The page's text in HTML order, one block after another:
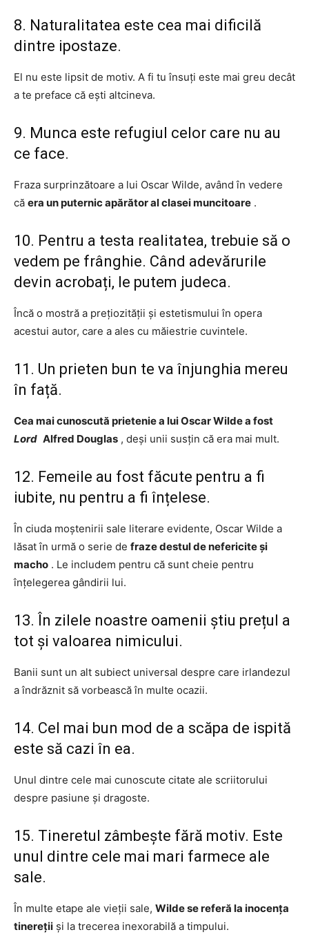
8. Naturalitatea este cea mai dificilă
dintre ipostaze.
El nu este lipsit de motiv. A fi tu însuți este mai greu decât
a te preface că ești altcineva.
9. Munca este refugiul celor care nu au
ce face.
Fraza surprinzătoare a lui Oscar Wilde, având în vedere
că era un puternic apărător al clasei muncitoare .
10. Pentru a testa realitatea, trebuie să o
vedem pe frânghie. Când adevărurile
devin acrobați, le putem judeca.
Încă o mostră a prețiozității și estetismului în opera
acestui autor, care a ales cu măiestrie cuvintele.
11. Un prieten bun te va înjunghia mereu
în față.
Cea mai cunoscută prietenie a lui Oscar Wilde a fost
Lord Alfred Douglas , deși unii susțin că era mai mult.
12. Femeile au fost făcute pentru a fi
iubite, nu pentru a fi înțelese.
În ciuda moștenirii sale literare evidente, Oscar Wilde a
lăsat în urmă o serie de fraze destul de nefericite și
macho . Le includem pentru că sunt cheie pentru
înțelegerea gândirii lui.
13. În zilele noastre oamenii știu prețul a
tot și valoarea nimicului.
Banii sunt un alt subiect universal despre care irlandezul
a îndrăznit să vorbească în multe ocazii.
14. Cel mai bun mod de a scăpa de ispită
este să cazi în ea.
Unul dintre cele mai cunoscute citate ale scriitorului
despre pasiune și dragoste.
15. Tineretul zâmbește fără motiv. Este
unul dintre cele mai mari farmece ale
sale.
În multe etape ale vieții sale, Wilde se referă la inocența
tinereții și la trecerea inexorabilă a timpului.